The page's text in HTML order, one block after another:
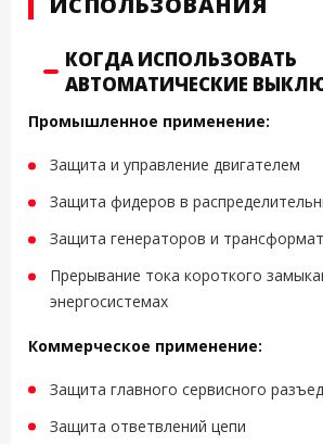
КОГДА ИСПОЛЬЗОВАТЬ
АВТОМАТИЧЕСКИЕ
Промышленное применение:
Защита и управление двигателем
Защита фидеров в
Защита генераторов и
Прерывание тока короткого
энергосистемах
Коммерческое применение:
Защита главного сервисного
Защита ответвлений цепи